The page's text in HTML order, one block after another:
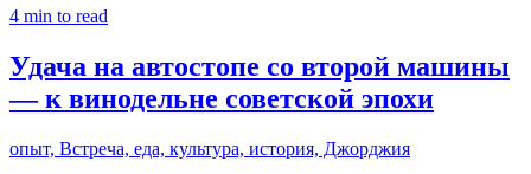
4 min to read
Удача на автостопе со второй машины
— к винодельне советской эпохи
опыт, Встреча, еда, культура, история, Джорджия